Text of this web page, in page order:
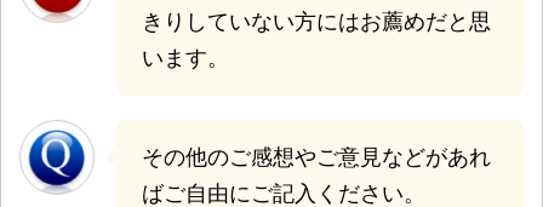
きりしていない方にはお薦めだと思
います。
その他のご感想やご意見などがあれ
ばご自由にご記入ください。